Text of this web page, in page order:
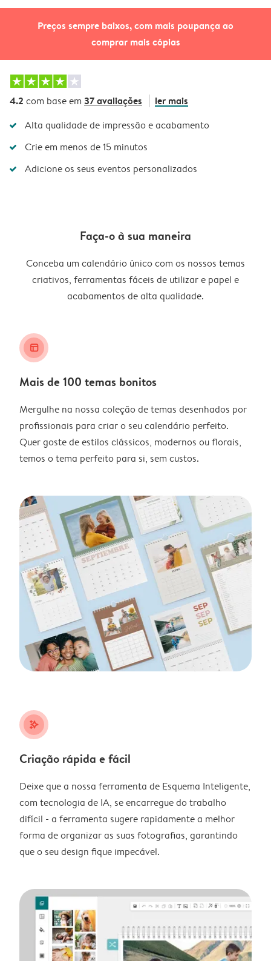
Preços sempre baixos, com mais poupança ao
comprar mais cópias
4.2 com base em 37 avaliações ler mais
Alta qualidade de impressão e acabamento
Crie em menos de 15 minutos
Adicione os seus eventos personalizados
Faça-o à sua maneira
Conceba um calendário único com os nossos temas
criativos, ferramentas fáceis de utilizar e papel e
acabamentos de alta qualidade.
layout_alt
Mais de 100 temas bonitos
Mergulhe na nossa coleção de temas desenhados por
profissionais para criar o seu calendário perfeito.
Quer goste de estilos clássicos, modernos ou florais,
temos o tema perfeito para si, sem custos.
stars_plus
Criação rápida e fácil
Deixe que a nossa ferramenta de Esquema Inteligente,
com tecnologia de IA, se encarregue do trabalho
difícil - a ferramenta sugere rapidamente a melhor
forma de organizar as suas fotografias, garantindo
que o seu design fique impecável.